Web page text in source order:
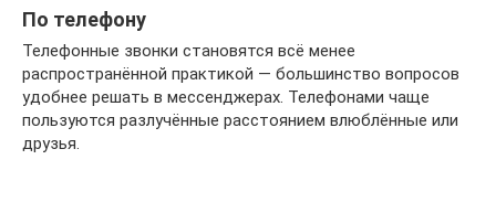
По телефону
Телефонные звонки становятся всё менее
распространённой практикой — большинство вопросов
удобнее решать в мессенджерах. Телефонами чаще
пользуются разлучённые расстоянием влюблённые или
друзья.